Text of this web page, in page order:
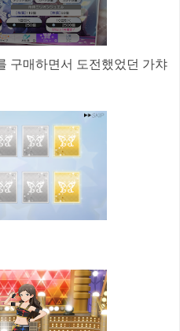
구매하면서 도전했었던 가챠